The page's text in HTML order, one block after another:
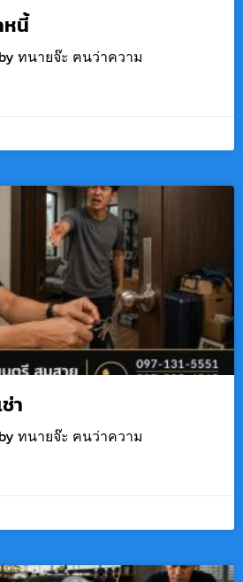
หนี้
ทนายจ๊ะ ฅนว่าความ
า
ทนายจ๊ะ ฅนว่าความ